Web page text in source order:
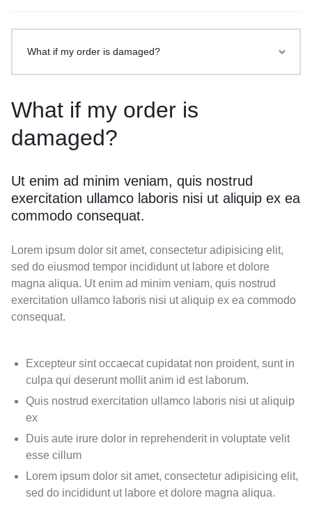
What if my order is
damaged?
Ut enim ad minim veniam, quis nostrud
exercitation ullamco laboris nisi ut aliquip ex ea
commodo consequat.
Lorem ipsum dolor sit amet, consectetur adipisicing elit,
sed do eiusmod tempor incididunt ut labore et dolore
magna aliqua. Ut enim ad minim veniam, quis nostrud
exercitation ullamco laboris nisi ut aliquip ex ea commodo
consequat.
Excepteur sint occaecat cupidatat non proident, sunt in
culpa qui deserunt mollit anim id est laborum.
Quis nostrud exercitation ullamco laboris nisi ut aliquip
ex
Duis aute irure dolor in reprehenderit in voluptate velit
esse cillum
Lorem ipsum dolor sit amet, consectetur adipisicing elit,
sed do incididunt ut labore et dolore magna aliqua.
What if my order is damaged?